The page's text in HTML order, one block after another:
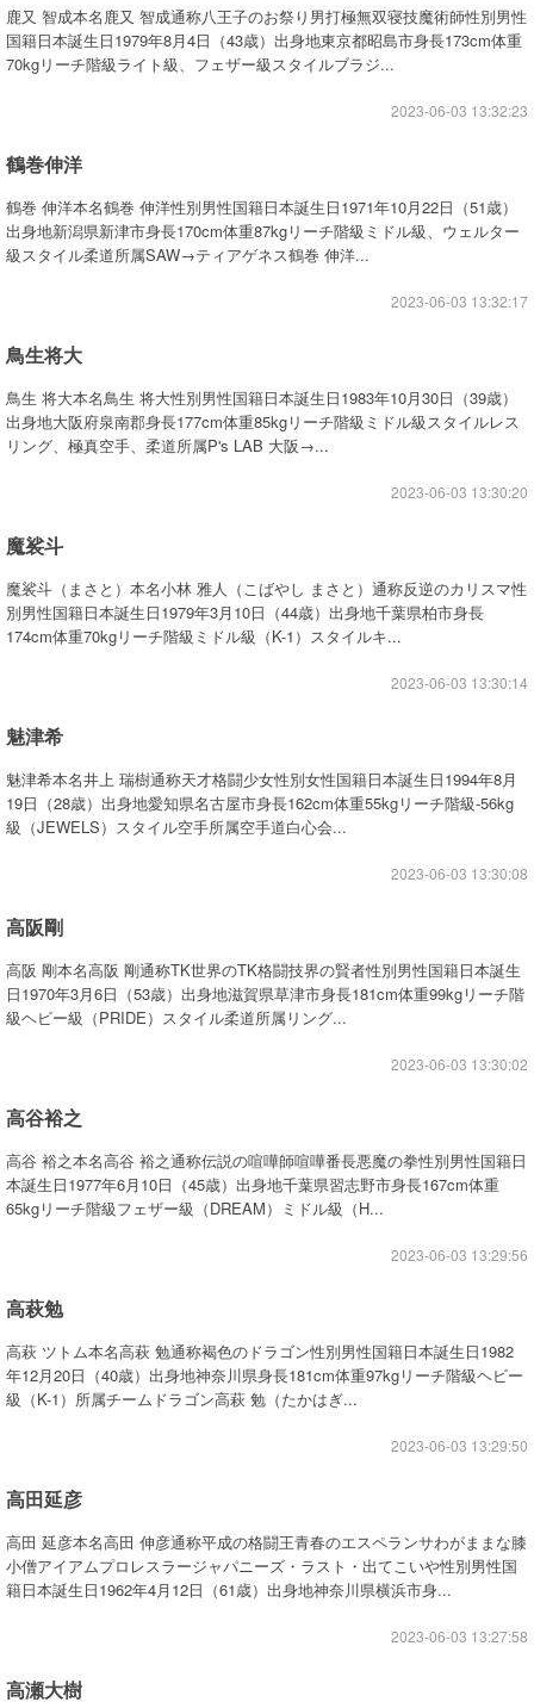
鹿又 智成本名鹿又 智成通称八王子のお祭り男打極無双寝技魔術師性別男性
国籍日本誕生日1979年8月4日（43歳）出身地東京都昭島市身長173cm体重
70kgリーチ階級ライト級、フェザー級スタイルブラジ...
2023-06-03 13:32:23
鶴巻伸洋
鶴巻 伸洋本名鶴巻 伸洋性別男性国籍日本誕生日1971年10月22日（51歳）
出身地新潟県新津市身長170cm体重87kgリーチ階級ミドル級、ウェルター
級スタイル柔道所属SAW→ティアゲネス鶴巻 伸洋...
2023-06-03 13:32:17
鳥生将大
鳥生 将大本名鳥生 将大性別男性国籍日本誕生日1983年10月30日（39歳）
出身地大阪府泉南郡身長177cm体重85kgリーチ階級ミドル級スタイルレス
リング、極真空手、柔道所属P's LAB 大阪→...
2023-06-03 13:30:20
魔裟斗
魔裟斗（まさと）本名小林 雅人（こばやし まさと）通称反逆のカリスマ性
別男性国籍日本誕生日1979年3月10日（44歳）出身地千葉県柏市身長
174cm体重70kgリーチ階級ミドル級（K-1）スタイルキ...
2023-06-03 13:30:14
魅津希
魅津希本名井上 瑞樹通称天才格闘少女性別女性国籍日本誕生日1994年8月
19日（28歳）出身地愛知県名古屋市身長162cm体重55kgリーチ階級-56kg
級（JEWELS）スタイル空手所属空手道白心会...
2023-06-03 13:30:08
高阪剛
高阪 剛本名高阪 剛通称TK世界のTK格闘技界の賢者性別男性国籍日本誕生
日1970年3月6日（53歳）出身地滋賀県草津市身長181cm体重99kgリーチ階
級ヘビー級（PRIDE）スタイル柔道所属リング...
2023-06-03 13:30:02
高谷裕之
高谷 裕之本名高谷 裕之通称伝説の喧嘩師喧嘩番長悪魔の拳性別男性国籍日
本誕生日1977年6月10日（45歳）出身地千葉県習志野市身長167cm体重
65kgリーチ階級フェザー級（DREAM）ミドル級（H...
2023-06-03 13:29:56
高萩勉
高萩 ツトム本名高萩 勉通称褐色のドラゴン性別男性国籍日本誕生日1982
年12月20日（40歳）出身地神奈川県身長181cm体重97kgリーチ階級ヘビー
級（K-1）所属チームドラゴン高萩 勉（たかはぎ...
2023-06-03 13:29:50
高田延彦
高田 延彦本名高田 伸彦通称平成の格闘王青春のエスペランサわがままな膝
小僧アイアムプロレスラージャパニーズ・ラスト・出てこいや性別男性国
籍日本誕生日1962年4月12日（61歳）出身地神奈川県横浜市身...
2023-06-03 13:27:58
高瀬大樹